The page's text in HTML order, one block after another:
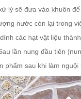
lý sẽ đưa vào khuôn
nước còn lại trong
các hạt vật liệu
lần nung đầu tiên
phẩm sau khi làm